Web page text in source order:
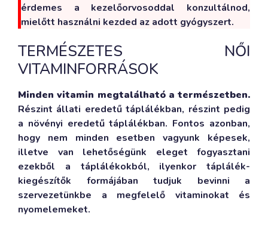
érdemes a kezelőorvosoddal konzultálnod,
mielőtt használni kezded az adott gyógyszert.
TERMÉSZETES NŐI
VITAMINFORRÁSOK
Minden vitamin megtalálható a természetben.
Részint állati eredetű táplálékban, részint pedig
a növényi eredetű táplálékban. Fontos azonban,
hogy nem minden esetben vagyunk képesek,
illetve van lehetőségünk eleget fogyasztani
ezekből a táplálékokból, ilyenkor táplálék-
kiegészítők formájában tudjuk bevinni a
szervezetünkbe a megfelelő vitaminokat és
nyomelemeket.